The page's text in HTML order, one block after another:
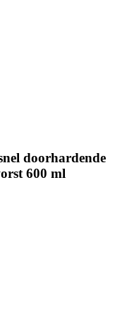
doorhardende
600 ml